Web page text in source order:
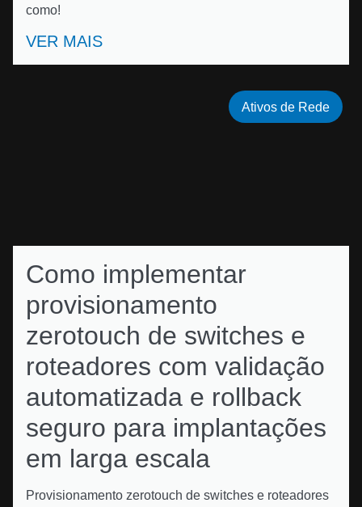
como!
VER MAIS
Como implementar
provisionamento
zerotouch de switches e
roteadores com validação
automatizada e rollback
seguro para implantações
em larga escala
Provisionamento zerotouch de switches e roteadores
Ativos de Rede